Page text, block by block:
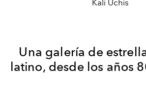
Kali Uchis
Una galería de
latino, desde los años